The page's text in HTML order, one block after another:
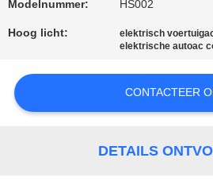
PRIVACYBELEID
Modelnummer: HS002
Hoog licht: elektrisch
elektrische autoac
CONTACTEER
DETAILS